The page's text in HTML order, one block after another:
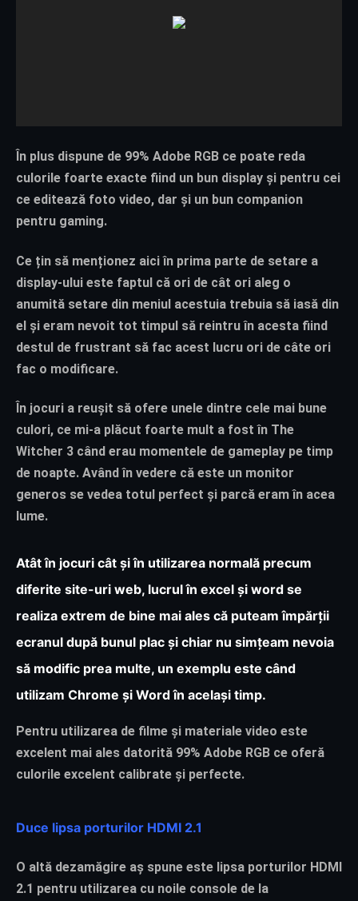
În plus dispune de 99% Adobe RGB ce poate reda
culorile foarte exacte fiind un bun display și pentru cei
ce editează foto video, dar și un bun companion
pentru gaming.
Ce țin să menționez aici în prima parte de setare a
display-ului este faptul că ori de cât ori aleg o
anumită setare din meniul acestuia trebuia să iasă din
el și eram nevoit tot timpul să reintru în acesta fiind
destul de frustrant să fac acest lucru ori de câte ori
fac o modificare.
În jocuri a reușit să ofere unele dintre cele mai bune
culori, ce mi-a plăcut foarte mult a fost în The
Witcher 3 când erau momentele de gameplay pe timp
de noapte. Având în vedere că este un monitor
generos se vedea totul perfect și parcă eram în acea
lume.
Atât în jocuri cât și în utilizarea normală precum
diferite site-uri web, lucrul în excel și word se
realiza extrem de bine mai ales că puteam împărții
ecranul după bunul plac și chiar nu simțeam nevoia
să modific prea multe, un exemplu este când
utilizam Chrome și Word în același timp.
Pentru utilizarea de filme și materiale video este
excelent mai ales datorită 99% Adobe RGB ce oferă
culorile excelent calibrate și perfecte.
Duce lipsa porturilor HDMI 2.1
O altă dezamăgire aș spune este lipsa porturilor HDMI
2.1 pentru utilizarea cu noile console de la